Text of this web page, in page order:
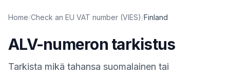
Home/Check an EU VAT number (VIES)/Finland
ALV-numeron tarkistus
Tarkista mikä tahansa suomalainen tai